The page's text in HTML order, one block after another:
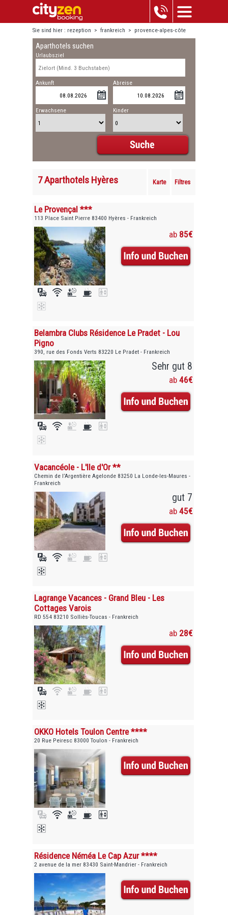
Sie sind hier : rezeption > frankreich > provence-alpes-côte
d'azur>hyères
Aparthotels suchen
Urlaubsziel
Ankunft Abreise
Erwachsene Kinder
7 Aparthotels Hyères Karte Filtres
Le Provençal ***
113 Place Saint Pierre 83400 Hyères - Frankreich
ab 85€
Belambra Clubs Résidence Le Pradet - Lou
Pigno
390, rue des Fonds Verts 83220 Le Pradet - Frankreich
Sehr gut 8
ab 46€
Vacancéole - L'Ile d'Or **
Chemin de l’Argentière Agelonde 83250 La Londe-les-Maures -
Frankreich
gut 7
ab 45€
Lagrange Vacances - Grand Bleu - Les
Cottages Varois
RD 554 83210 Solliès-Toucas - Frankreich
ab 28€
OKKO Hotels Toulon Centre ****
20 Rue Peiresc 83000 Toulon - Frankreich
Résidence Néméa Le Cap Azur ****
2 avenue de la mer 83430 Saint-Mandrier - Frankreich